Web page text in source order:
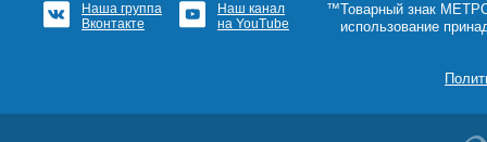
Наша группа
Вконтакте
Наш канал
на YouTube
™Товарный знак
использование